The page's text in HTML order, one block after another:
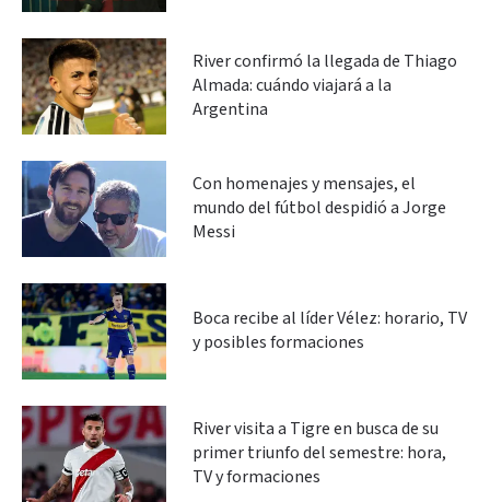
River confirmó la llegada de Thiago
Almada: cuándo viajará a la
Argentina
Con homenajes y mensajes, el
mundo del fútbol despidió a Jorge
Messi
Boca recibe al líder Vélez: horario, TV
y posibles formaciones
River visita a Tigre en busca de su
primer triunfo del semestre: hora,
TV y formaciones